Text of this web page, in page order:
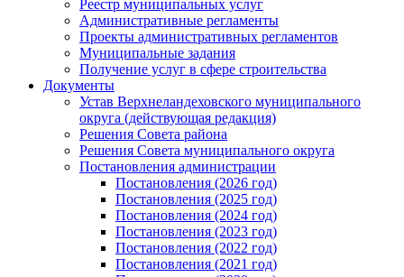
Реестр муниципальных услуг
Административные регламенты
Проекты административных регламентов
Муниципальные задания
Получение услуг в сфере строительства
Документы
Устав Верхнеландеховского муниципального
округа (действующая редакция)
Решения Совета района
Решения Совета муниципального округа
Постановления администрации
Постановления (2026 год)
Постановления (2025 год)
Постановления (2024 год)
Постановления (2023 год)
Постановления (2022 год)
Постановления (2021 год)